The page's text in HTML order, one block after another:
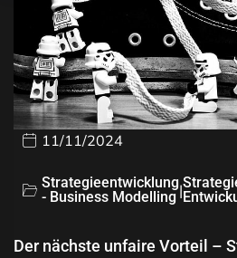
11/11/2024
Strategieentwicklung
- Business Modelling |
Der nächste unfaire Vorteil –